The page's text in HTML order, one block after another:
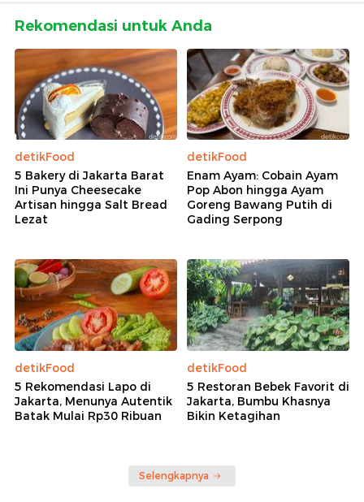
Rekomendasi untuk Anda
detikFood
5 Bakery di Jakarta Barat
Ini Punya Cheesecake
Artisan hingga Salt Bread
Lezat
detikFood
Enam Ayam: Cobain Ayam
Pop Abon hingga Ayam
Goreng Bawang Putih di
Gading Serpong
detikFood
5 Rekomendasi Lapo di
Jakarta, Menunya Autentik
Batak Mulai Rp30 Ribuan
detikFood
5 Restoran Bebek Favorit di
Jakarta, Bumbu Khasnya
Bikin Ketagihan
Selengkapnya